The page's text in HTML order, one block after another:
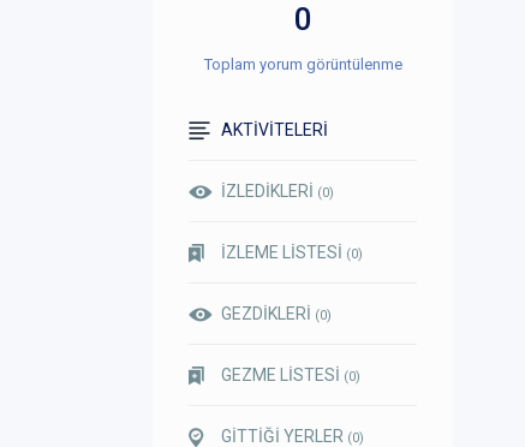
0
Toplam yorum görüntülenme
AKTİVİTELERİ
İZLEDİKLERİ (0)
İZLEME LİSTESİ (0)
GEZDİKLERİ (0)
GEZME LİSTESİ (0)
GİTTİĞİ YERLER (0)